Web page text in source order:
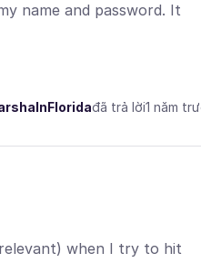
name and password. It
đã trả lời1 năm
when I try to hit